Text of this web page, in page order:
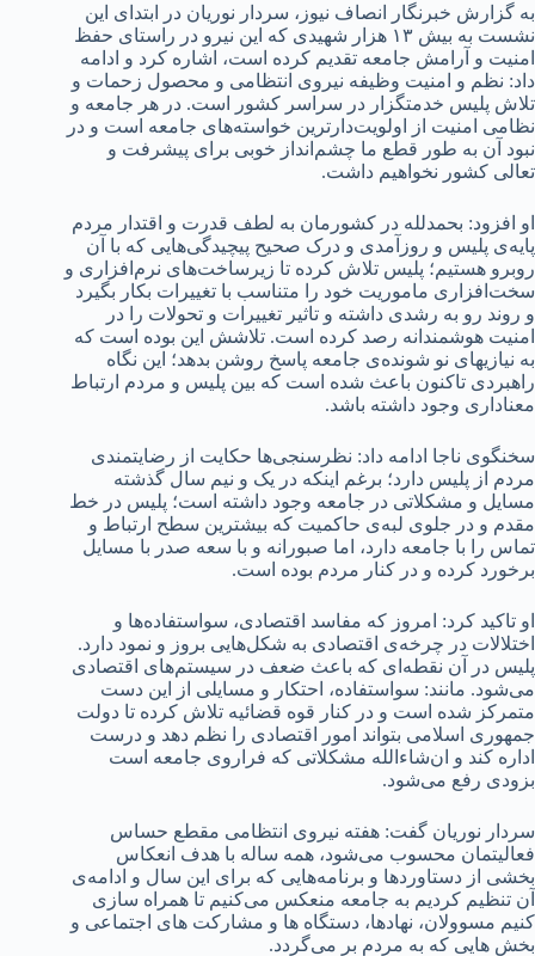
به گزارش خبرنگار انصاف نیوز، سردار نوریان در ابتدای این
نشست به بیش ۱۳ هزار شهیدی که این نیرو در راستای حفظ
امنیت و آرامش جامعه تقدیم کرده است، اشاره کرد و ادامه
داد: نظم و امنیت وظیفه نیروی انتظامی و محصول زحمات و
تلاش پلیس خدمتگزار در سراسر کشور است. در هر جامعه و
نظامی امنیت از اولویت‌دارترین خواسته‌های جامعه است و در
نبود آن به طور قطع ما چشم‌انداز خوبی برای پیشرفت و
تعالی کشور نخواهیم داشت.
او افزود: بحمدلله در کشورمان به لطف قدرت و اقتدار مردم
پایه‌ی پلیس و روزآمدی و درک صحیح پیچیدگی‌هایی که با آن
روبرو هستیم؛ پلیس تلاش کرده تا زیرساخت‌های نرم‌افزاری و
سخت‌افزاری ماموریت خود را متناسب با تغییرات بکار بگیرد
و روند رو به رشدی داشته و تاثیر تغییرات و تحولات را در
امنیت هوشمندانه رصد کرده است. تلاشش این بوده است که
به نیازیهای نو شونده‌ی جامعه پاسخ روشن بدهد؛ این نگاه
راهبردی تاکنون باعث شده است که بین پلیس و مردم ارتباط
معناداری وجود داشته باشد.
سخنگوی ناجا ادامه داد: نظرسنجی‌ها حکایت از رضایتمندی
مردم از پلیس دارد؛ برغم اینکه در یک و نیم سال گذشته
مسایل و مشکلاتی در جامعه وجود داشته است؛ پلیس در خط
مقدم و در جلوی لبه‌ی حاکمیت که بیشترین سطح ارتباط و
تماس را با جامعه دارد، اما صبورانه و با سعه صدر با مسایل
برخورد کرده و در کنار مردم بوده است.
او تاکید کرد: امروز که مفاسد اقتصادی، سواستفاده‌ها و
اختلالات در چرخه‌ی اقتصادی به شکل‌هایی بروز و نمود دارد.
پلیس در آن نقطه‌ای که باعث ضعف در سیستم‌های اقتصادی
می‌شود. مانند: سواستفاده، احتکار و مسایلی از این دست
متمرکز شده است و در کنار قوه قضائیه تلاش کرده تا دولت
جمهوری اسلامی بتواند امور اقتصادی را نظم دهد و درست
اداره کند و ان‌شاءالله مشکلاتی که فراروی جامعه است
بزودی رفع می‌شود.
سردار نوریان گفت: هفته نیروی انتظامی مقطع حساس
فعالیتمان محسوب می‌شود، همه ساله با هدف انعکاس
بخشی از دستاوردها و برنامه‌هایی که برای این سال و ادامه‌ی
آن تنظیم کردیم به جامعه منعکس می‌کنیم تا همراه سازی
کنیم مسوولان، نهادها، دستگاه ها و مشارکت های اجتماعی و
بخش هایی که به مردم بر می‌گردد.